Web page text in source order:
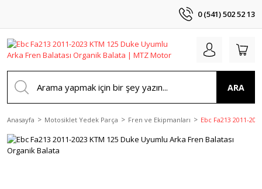
0 (541) 502 52 13
ARA
Anasayfa Motosiklet Yedek Parça Fren ve Ekipmanları Ebc Fa213 2011-